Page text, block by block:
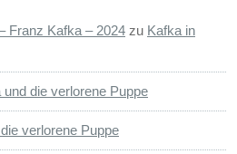
Franz Kafka – 2024 zu Kafka in
und die verlorene Puppe
verlorene Puppe